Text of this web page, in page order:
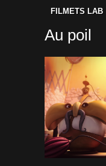
FILMETS LAB
Au poil